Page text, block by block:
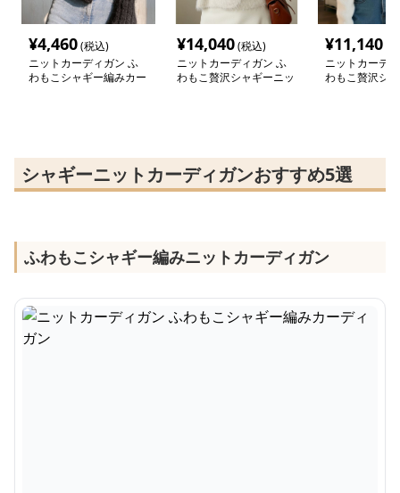
¥4,460(税込)
ニットカーディガン ふ
わもこシャギー編みカー
¥14,040(税込)
ニットカーディガン ふ
わもこ贅沢シャギーニッ
¥11,140
ニットカーデ
わもこ贅沢シ
シャギーニットカーディガンおすすめ5選
ふわもこシャギー編みニットカーディガン